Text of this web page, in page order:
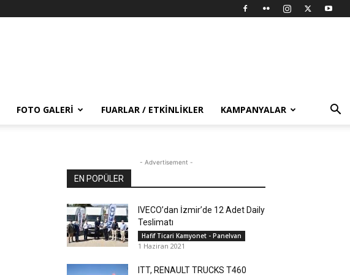
FOTO GALERI FUARLAR / ETKINLIKLER KAMPANYALAR
- Advertisement -
EN POPÜLER
IVECO’dan İzmir’de 12 Adet Daily
Teslimatı
Hafif Ticari Kamyonet - Panelvan
1 Haziran 2021
ITT, RENAULT TRUCKS T460